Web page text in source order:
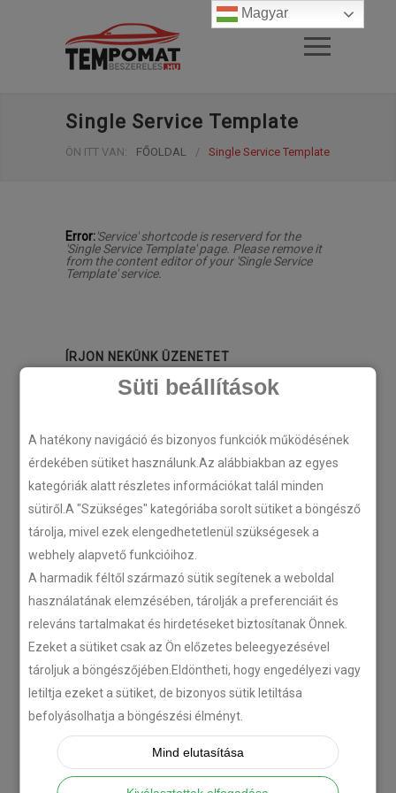
Süti beállítások
A hatékony navigáció és bizonyos funkciók működésének
érdekében sütiket használunk.Az alábbiakban az egyes
kategóriák alatt részletes információkat talál minden
sütiről.A "Szükséges" kategóriába sorolt sütiket a böngésző
tárolja, mivel ezek elengedhetetlenül szükségesek a
webhely alapvető funkcióihoz.
A harmadik féltől származó sütik segítenek a weboldal
használatának elemzésében, tárolják a preferenciáit és
releváns tartalmakat és hirdetéseket biztosítanak Önnek.
Ezeket a sütiket csak az Ön előzetes beleegyezésével
tároljuk a böngészőjében.Eldöntheti, hogy engedélyezi vagy
letiltja ezeket a sütiket, de bizonyos sütik letiltása
befolyásolhatja a böngészési élményt.
Mind elutasítása
Single Service Template
ÖN ITT VAN: FŐOLDAL / Single Service Template
Error:'Service' shortcode is reserverd for the
'Single Service Template' page. Please remove it
from the content editor of your 'Single Service
Template' service.
ÍRJON NEKÜNK ÜZENETET
Tempomat beszereléssel
kapcsolatos
ajánlatkéréseket a másik
űrlapon keresztül tudunk
feldolgozni.
NÉV
Adja meg teljes nevét
no-icon
TELEFONSZÁM
Adja meg telefonszámát
Adja meg email címét
Magyar